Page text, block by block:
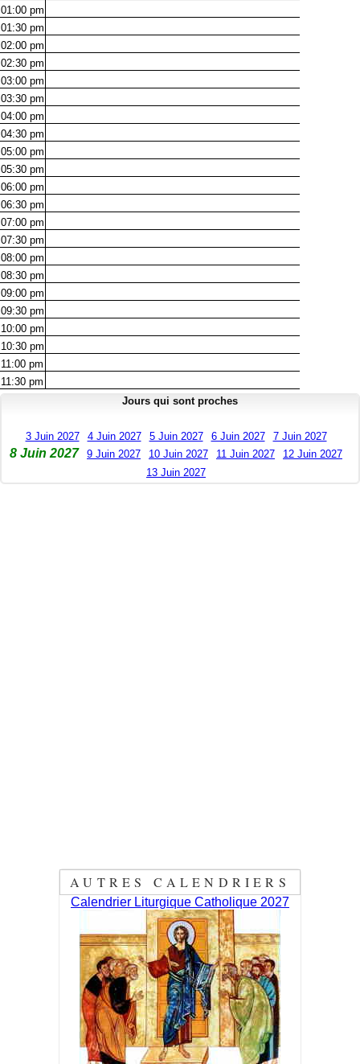
01:00 pm
01:30 pm
02:00 pm
02:30 pm
03:00 pm
03:30 pm
04:00 pm
04:30 pm
05:00 pm
05:30 pm
06:00 pm
06:30 pm
07:00 pm
07:30 pm
08:00 pm
08:30 pm
09:00 pm
09:30 pm
10:00 pm
10:30 pm
11:00 pm
11:30 pm
Jours qui sont proches
3 Juin 2027 4 Juin 2027 5 Juin 2027 6 Juin 2027 7 Juin 2027
8 Juin 2027 9 Juin 2027 10 Juin 2027 11 Juin 2027
12 Juin 2027
13 Juin 2027
AUTRES CALENDRIERS
Calendrier Liturgique Catholique 2027